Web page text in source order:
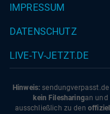
IMPRESSUM
DATENSCHUTZ
LIVE-TV-JETZT.DE
Hinweis: sendungverpasst.de
kein Filesharingan und
ausschließlich zu den